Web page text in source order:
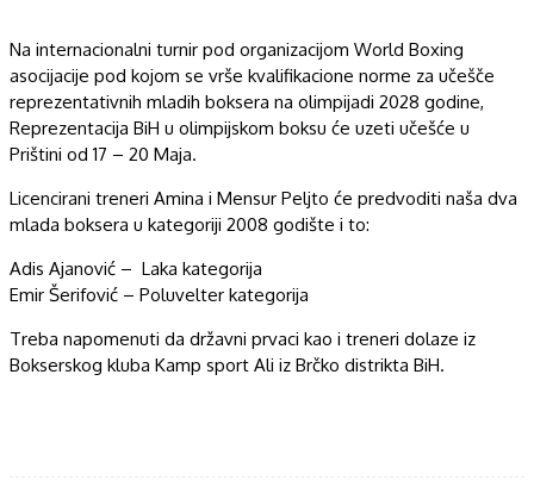
Na internacionalni turnir pod organizacijom World Boxing
asocijacije pod kojom se vrše kvalifikacione norme za učešče
reprezentativnih mladih boksera na olimpijadi 2028 godine,
Reprezentacija BiH u olimpijskom boksu će uzeti učešće u
Prištini od 17 – 20 Maja.
Licencirani treneri Amina i Mensur Peljto će predvoditi naša dva
mlada boksera u kategoriji 2008 godište i to:
Adis Ajanović – Laka kategorija
Emir Šerifović – Poluvelter kategorija
Treba napomenuti da državni prvaci kao i treneri dolaze iz
Bokserskog kluba Kamp sport Ali iz Brčko distrikta BiH.